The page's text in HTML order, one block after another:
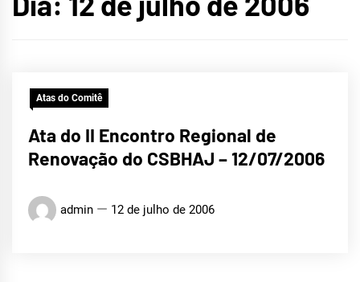
Atas do Comitê
Ata do II Encontro Regional de
Renovação do CSBHAJ – 12/07/2006
admin 12 de julho de 2006